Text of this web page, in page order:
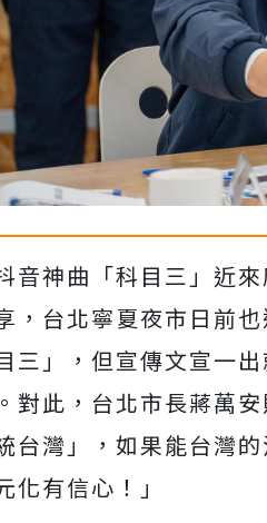
音神曲「科目三」近
， 台北寧夏夜市日前
三」， 但宣傳文宣一
對此，台北市長蔣萬
統台灣」，如果能台灣
化有信心！」